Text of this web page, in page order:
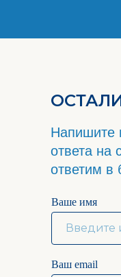
Напишите
ответа на
ответим в
Ваше имя
Ваш email